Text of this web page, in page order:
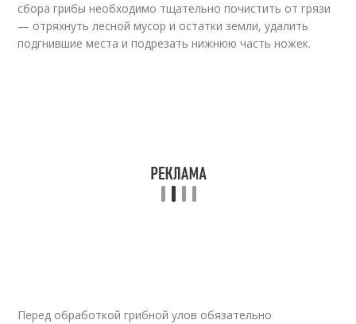
сбора грибы необходимо тщательно почистить от грязи
— отряхнуть лесной мусор и остатки земли, удалить
подгнившие места и подрезать нижнюю часть ножек.
Перед обработкой грибной улов обязательно